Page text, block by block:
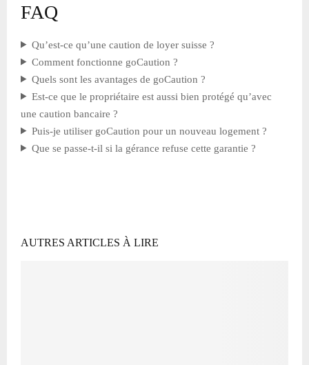
FAQ
Qu’est-ce qu’une caution de loyer suisse ?
Comment fonctionne goCaution ?
Quels sont les avantages de goCaution ?
Est-ce que le propriétaire est aussi bien protégé qu’avec
une caution bancaire ?
Puis-je utiliser goCaution pour un nouveau logement ?
Que se passe-t-il si la gérance refuse cette garantie ?
AUTRES ARTICLES À LIRE